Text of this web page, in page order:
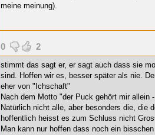
meine meinung).
0 2
stimmt das sagt er, er sagt auch dass sie
sind. Hoffen wir es, besser später als nie.
eher von "Ichschaft"
Nach dem Motto "der Puck gehört mir allein
Natürlich nicht alle, aber besonders die, die
hoffentlich heisst es zum Schluss nicht
Man kann nur hoffen dass noch ein